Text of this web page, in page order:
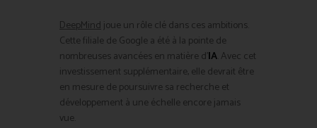
DeepMindjoue un rôle clé dans ces ambitions.
Cette filiale de Google a été à la pointe de
nombreuses avancées en matière d’IA . Avec cet
investissement supplémentaire, elle devrait être
en mesure de poursuivre sa recherche et
développement à une échelle encore jamais
vue.